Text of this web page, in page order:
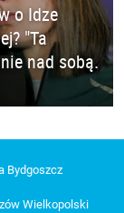
o Idze
"Ta
nad sobą.
Bydgoszcz
Wielkopolski